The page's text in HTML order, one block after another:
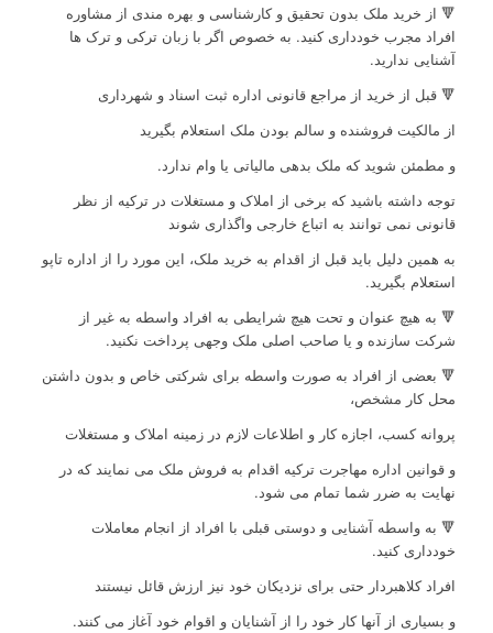
🔻 از خرید ملک بدون تحقیق و کارشناسی و بهره مندی از مشاوره
افراد مجرب خودداری کنید. به خصوص اگر با زبان ترکی و ترک ها
آشنایی ندارید.
🔻 قبل از خرید از مراجع قانونی اداره ثبت ‌اسناد و شهرداری
از مالکیت فروشنده و سالم بودن ملک استعلام بگیرید
و مطمئن شوید که ملک بدهی مالیاتی یا وام ندارد.
توجه داشته باشید که برخی از املاک و مستغلات در ترکیه از نظر
قانونی نمی توانند به اتباع خارجی واگذاری شوند
به همین دلیل باید قبل از اقدام به خرید ملک، این مورد را از اداره تاپو
استعلام بگیرید.
🔻 به هیچ عنوان و تحت هیچ شرایطی به افراد واسطه به غیر از
شرکت سازنده و یا صاحب اصلی ملک وجهی پرداخت نکنید.
🔻 بعضی از افراد به ‌صورت واسطه برای شرکتی خاص و بدون داشتن
محل کار مشخص،
پروانه کسب، اجازه کار و اطلاعات لازم در زمینه املاک و مستغلات
و قوانین اداره مهاجرت ترکیه اقدام به فروش ملک می ‌نمایند که در
نهایت به ضرر شما تمام می شود.
🔻 به‌ واسطه آشنایی و دوستی قبلی با افراد از انجام معاملات
خودداری کنید.
افراد کلاهبردار حتی برای نزدیکان خود نیز ارزش قائل نیستند
و بسیاری از آنها کار خود را از آشنایان و اقوام خود آغاز می کنند.